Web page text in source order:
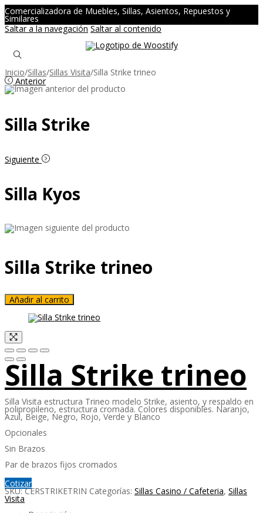
Comercializadora de Muebles, Sillas, Asientos, Repuestos y
Similares
Saltar a la navegación Saltar al contenido
Inicio/Sillas/Sillas Visita/Silla Strike trineo
Anterior
Silla Strike
Siguiente
Silla Kyos
Silla Strike trineo
Añadir al carrito
Silla Strike trineo
Silla Visita estructura Trineo modelo Strike, asiento, y respaldo en
polipropileno, estructura cromada. Colores disponibles. Naranjo,
Azul, Beige, Negro, Rojo, Verde y Blanco
Opcionales
Sin Brazos
Par de brazos fijos cromados
Cotizar
SKU:CERSTRIKETRIN Categorías: Sillas Casino / Cafeteria, Sillas
Visita